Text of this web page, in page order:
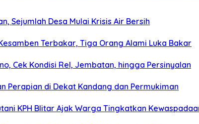
Sejumlah Desa Mulai Krisis Air Bersih
Terbakar, Tiga Orang Alami Luka Bakar
Cek Kondisi Rel, Jembatan, hingga Persinyalan
Perapian di Dekat Kandang dan Permukiman
KPH Blitar Ajak Warga Tingkatkan